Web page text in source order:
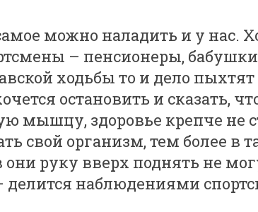
можно наладить и у нас.
– пенсионеры,
ходьбы то и дело
остановить и сказать,
мышцу, здоровье крепче не
свой организм, тем более в
руку вверх поднять не
делится наблюдениями